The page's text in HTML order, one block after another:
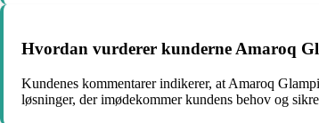
Hvordan vurderer kunderne Amaroq
Kundenes kommentarer indikerer, at Amaroq
løsninger, der imødekommer kundens behov og